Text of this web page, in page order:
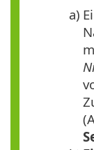
a)